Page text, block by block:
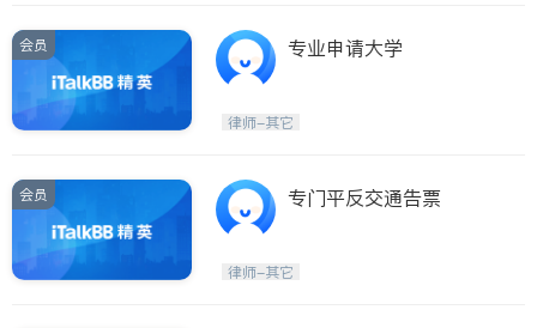
会员 专业申请大学
律师-其它
会员 专门平反交通告票
律师-其它